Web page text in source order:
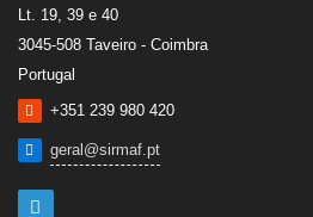
Lt. 19, 39 e 40
3045-508 Taveiro - Coimbra
Portugal
+351 239 980 420
geral@sirmaf.pt